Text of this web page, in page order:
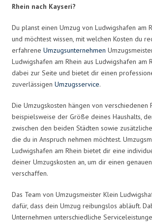
Rhein nach Kayseri?
Du planst einen Umzug von Ludwigshafen am
und möchtest wissen, mit welchen Kosten du
erfahrene Umzugsunternehmen
Ludwigshafen am Rhein aus Ludwigshafen am
dabei zur Seite und bietet dir einen
zuverlässigen Umzugsservice.
Die Umzugskosten hängen von verschiedenen
beispielsweise der Größe deines Haushalts,
zwischen den beiden Städten sowie
die du in Anspruch nehmen möchtest.
Ludwigshafen am Rhein bietet dir eine
deiner Umzugskosten an, um dir einen
verschaffen.
Das Team von Umzugsmeister Klein
dafür, dass dein Umzug reibungslos abläuft.
Unternehmen unterschiedliche